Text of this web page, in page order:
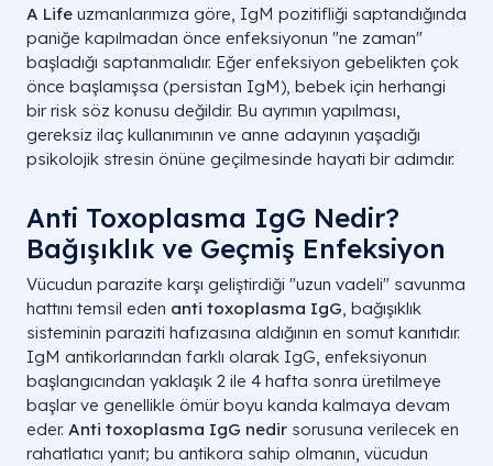
A Life uzmanlarımıza göre, IgM pozitifliği saptandığında
paniğe kapılmadan önce enfeksiyonun "ne zaman"
başladığı saptanmalıdır. Eğer enfeksiyon gebelikten çok
önce başlamışsa (persistan IgM), bebek için herhangi
bir risk söz konusu değildir. Bu ayrımın yapılması,
gereksiz ilaç kullanımının ve anne adayının yaşadığı
psikolojik stresin önüne geçilmesinde hayati bir adımdır.
Anti Toxoplasma IgG Nedir?
Bağışıklık ve Geçmiş Enfeksiyon
Vücudun parazite karşı geliştirdiği "uzun vadeli" savunma
hattını temsil eden anti toxoplasma IgG, bağışıklık
sisteminin paraziti hafızasına aldığının en somut kanıtıdır.
IgM antikorlarından farklı olarak IgG, enfeksiyonun
başlangıcından yaklaşık 2 ile 4 hafta sonra üretilmeye
başlar ve genellikle ömür boyu kanda kalmaya devam
eder. Anti toxoplasma IgG nedir sorusuna verilecek en
rahatlatıcı yanıt; bu antikora sahip olmanın, vücudun